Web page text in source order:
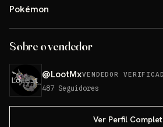
Pokémon
Sobre o vendedor
@LootMxVENDEDOR
487 Seguidores
Ver Perfil